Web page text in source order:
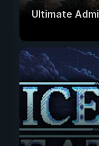
Ultimate